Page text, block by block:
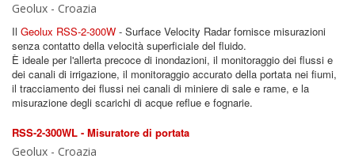
Geolux - Croazia
Il Geolux RSS-2-300W - Surface Velocity Radar fornisce misurazioni
senza contatto della velocità superficiale del fluido.
È ideale per l'allerta precoce di inondazioni, il monitoraggio dei flussi e
dei canali di irrigazione, il monitoraggio accurato della portata nei fiumi,
il tracciamento dei flussi nei canali di miniere di sale e rame, e la
misurazione degli scarichi di acque reflue e fognarie.
RSS-2-300WL - Misuratore di portata
Geolux - Croazia